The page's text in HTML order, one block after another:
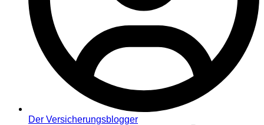
Der Versicherungsblogger